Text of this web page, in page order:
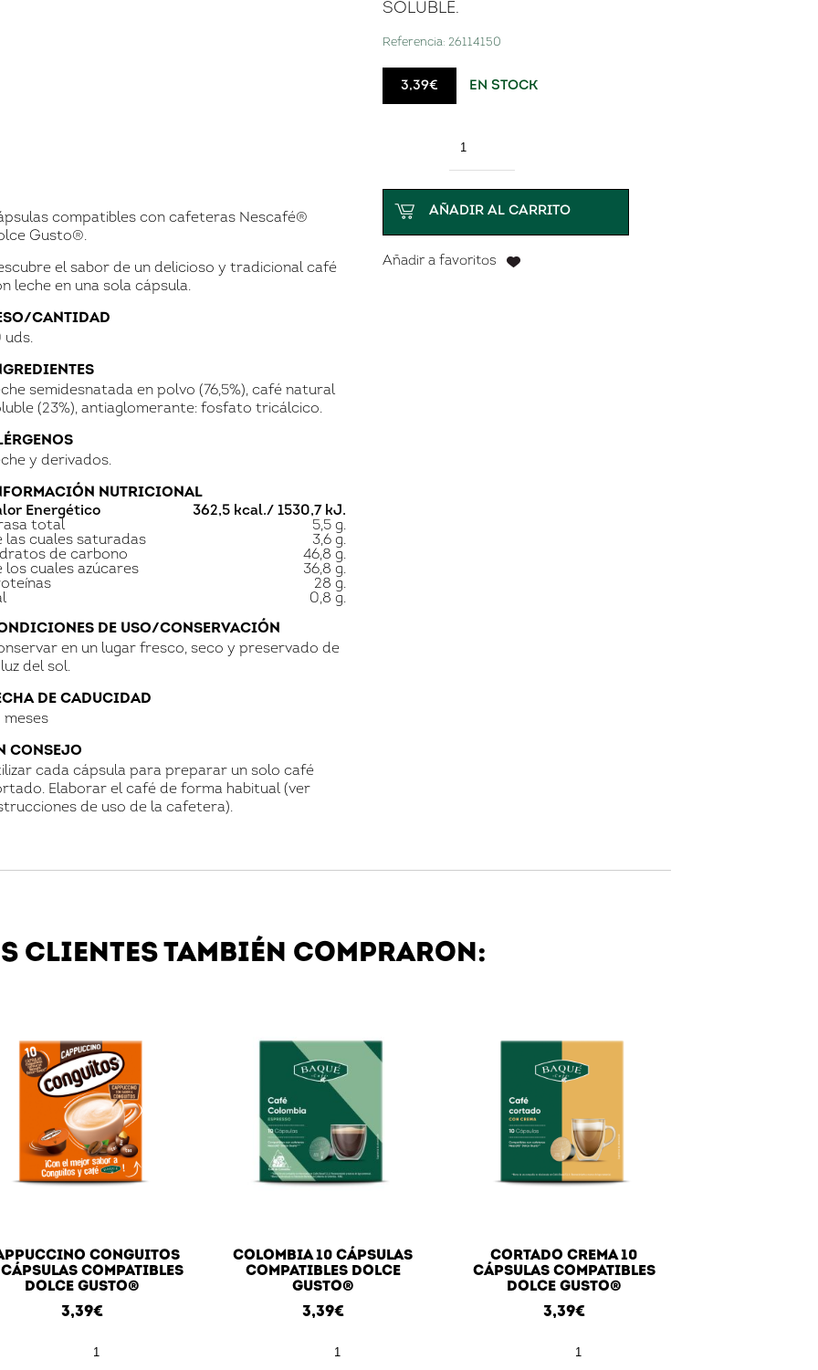
SOLUBLE.
Referencia: 26114150
3,39€ EN STOCK
AÑADIR AL CARRITO
Añadir a favoritos
compatibles con cafeteras Nescafé®
Gusto®.
el sabor de un delicioso y tradicional café
leche en una sola cápsula.
CANTIDAD
uds.
semidesnatada en polvo (76,5%), café natural
(23%), antiaglomerante: fosfato tricálcico.
y derivados.
NUTRICIONAL
Energético
362,5 kcal./ 1530,7 kJ.
total
5,5 g.
las cuales saturadas
3,6 g.
de carbono
46,8 g.
los cuales azúcares
36,8 g.
28 g.
0,8 g.
DE USO/CONSERVACIÓN
en un lugar fresco, seco y preservado de
del sol.
DE CADUCIDAD
meses
CONSEJO
cada cápsula para preparar un solo café
Elaborar el café de forma habitual (ver
de uso de la cafetera).
CLIENTES TAMBIÉN COMPRARON:
CONGUITOS
COMPATIBLES
DOLCE GUSTO®
3,39€
COLOMBIA 10 CÁPSULAS
COMPATIBLES DOLCE
GUSTO®
3,39€
CORTADO CREMA 10
CÁPSULAS COMPATIBLES
DOLCE GUSTO®
3,39€
Iniciar sesión